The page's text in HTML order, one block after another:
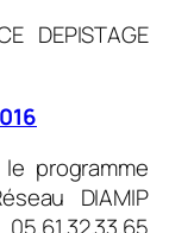
DEPISTAGE
programme
DIAMIP